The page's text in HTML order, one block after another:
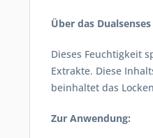
Über das
Dieses Feuchtigkeit
Extrakte. Diese
beinhaltet das
Zur Anwendung: